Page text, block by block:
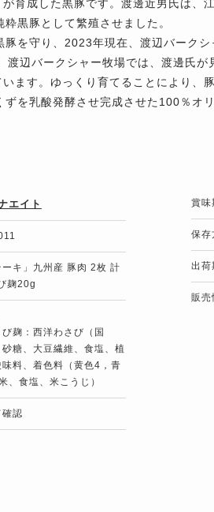
育成した黒豚です。渡邊近男氏は、
黒豚として繁殖させました。
豚を守り、2023年現在、渡辺バーク
渡辺バークシャー牧場では、渡邊氏
ます。ゆっくり育てることにより、
ずを乳酸発酵させ完成させた100％オ
エイト
ーキ」九州産 豚肉 2枚 計
麹20g
び麹：西洋わさび（国
糖、大豆繊維、食塩、植
料、着色料（黄色4，青
、食塩、米こうじ）
確認
賞味
保存
出荷
販売